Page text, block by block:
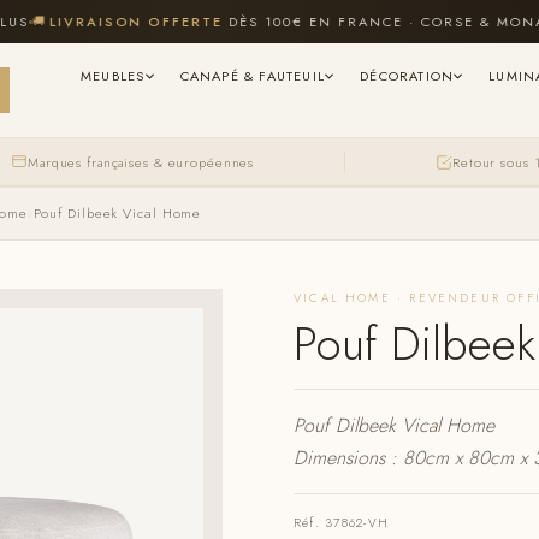
LIVRAISON OFFERTEDÈS 100€ EN FRANCE · CORSE & MONACO
MEUBLES CANAPÉ & FAUTEUIL DÉCORATION
Marques françaises & européennes Retour sous
Pouf Dilbeek Vical Home
VICAL HOME · REVENDEUR
Pouf
Pouf Dilbeek Vical Home
Dimensions : 80cm x 80cm x
Réf. 37862-VH